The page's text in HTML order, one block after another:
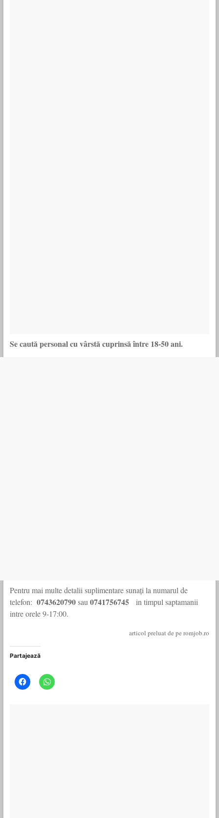
Se caută personal cu vârstă cuprinsă între 18-50 ani.
Pentru mai multe detalii suplimentare sunați la numarul de
telefon: 0743620790sau0741756745
in timpul saptamanii
intre orele 9-17:00.
articol preluat de pe romjob.ro
Partajează